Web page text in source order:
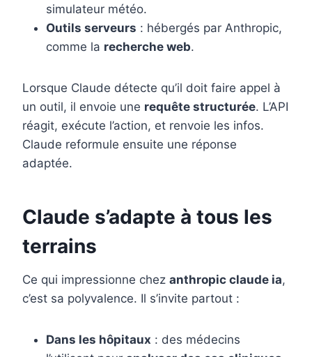
simulateur météo.
Outils serveurs : hébergés par Anthropic,
comme la recherche web.
Lorsque Claude détecte qu’il doit faire appel à
un outil, il envoie une requête structurée. L’API
réagit, exécute l’action, et renvoie les infos.
Claude reformule ensuite une réponse
adaptée.
Claude s’adapte à tous les
terrains
Ce qui impressionne chez anthropic claude ia,
c’est sa polyvalence. Il s’invite partout :
Dans les hôpitaux : des médecins